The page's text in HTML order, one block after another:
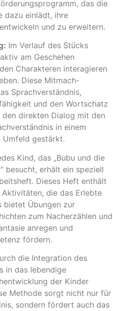
das die
dazu einlädt, ihre
und zu erweitern.
Im Verlauf des Stücks
am Geschehen
Charakteren interagieren
Diese Mitmach-
Sprachverständnis,
und den Wortschatz
den direkten Dialog mit den
in einem
Umfeld gestärkt.
Kind, das „Bubu und die
besucht, erhält ein speziell
Dieses Heft enthält
die das Erlebte
bietet Übungen zur
zum Nacherzählen und
anregen und
fördern.
die Integration des
in das lebendige
der Kinder
Methode sorgt nicht nur für
sondern fördert auch das